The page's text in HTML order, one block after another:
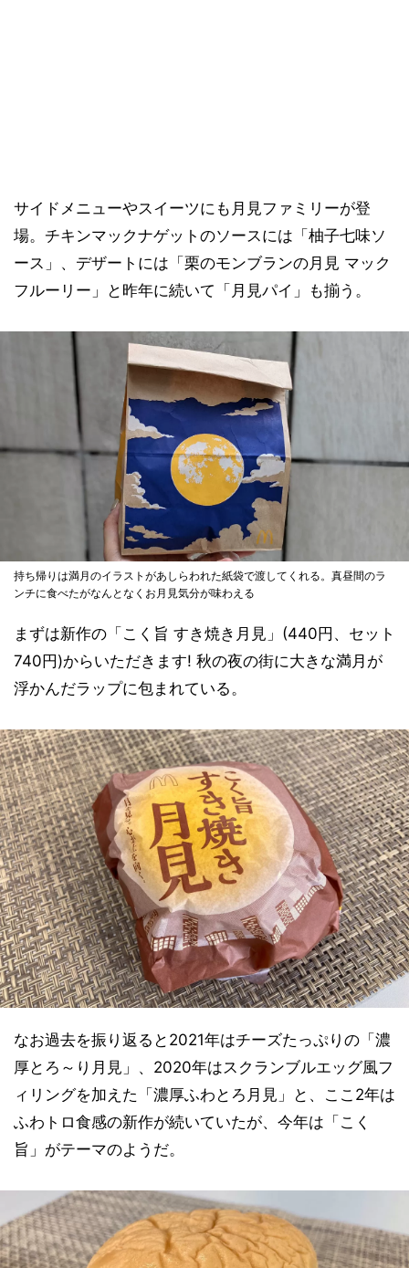
サイドメニューやスイーツにも月見ファミリーが登
場。チキンマックナゲットのソースには「柚子七味ソ
ース」、デザートには「栗のモンブランの月見 マック
フルーリー」と昨年に続いて「月見パイ」も揃う。
持ち帰りは満月のイラストがあしらわれた紙袋で渡してくれる。真昼間のラ
ンチに食べたがなんとなくお月見気分が味わえる
まずは新作の「こく旨 すき焼き月見」(440円、セット
740円)からいただきます! 秋の夜の街に大きな満月が
浮かんだラップに包まれている。
なお過去を振り返ると2021年はチーズたっぷりの「濃
厚とろ～り月見」、2020年はスクランブルエッグ風フ
ィリングを加えた「濃厚ふわとろ月見」と、ここ2年は
ふわトロ食感の新作が続いていたが、今年は「こく
旨」がテーマのようだ。